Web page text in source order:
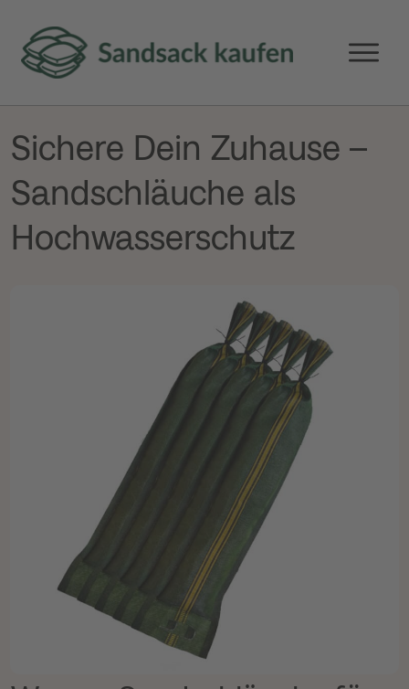
Sichere Dein Zuhause –
Sandschläuche als
Hochwasserschutz